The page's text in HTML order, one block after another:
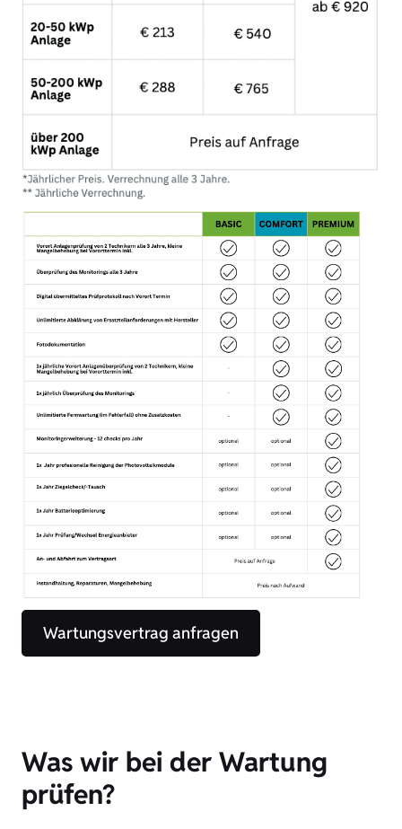
Wartungsvertrag anfragen
Was wir bei der Wartung
prüfen?